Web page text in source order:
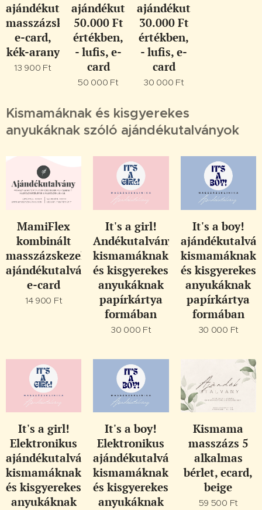
ajándékutalvány
masszázskezelésre
e-card,
kék-arany
13 900 Ft
ajándékutalvány
50.000 Ft
értékben,
- lufis, e-
card
50 000 Ft
ajándékutalvány
30.000 Ft
értékben,
- lufis, e-
card
30 000 Ft
Kismamáknak és kisgyerekes
anyukáknak szóló ajándékutalványok
MamiFlex
kombinált
masszázskezelés
ajándékutalvány,
e-card
14 900 Ft
It's a girl!
Andékutalvány
kismamáknak
és kisgyerekes
anyukáknak
papírkártya
formában
30 000 Ft
It's a boy!
kismamáknak
és kisgyerekes
anyukáknak
papírkártya
formában
30 000 Ft
It's a girl!
Elektronikus
ajándékutalvány
kismamáknak
és kisgyerekes
anyukáknak
It's a boy!
Elektronikus
ajándékutalvány
kismamáknak
és kisgyerekes
anyukáknak
Kismama
masszázs 5
alkalmas
bérlet, ecard,
beige
59 500 Ft